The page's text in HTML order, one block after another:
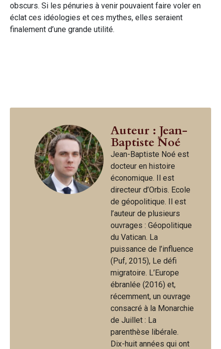
obscurs. Si les pénuries à venir pouvaient faire voler en
éclat ces idéologies et ces mythes, elles seraient
finalement d’une grande utilité.
Auteur : Jean-
Baptiste Noé
Jean-Baptiste Noé est
docteur en histoire
économique. Il est
directeur d’Orbis. Ecole
de géopolitique. Il est
l’auteur de plusieurs
ouvrages : Géopolitique
du Vatican. La
puissance de l’influence
(Puf, 2015), Le défi
migratoire. L’Europe
ébranlée (2016) et,
récemment, un ouvrage
consacré à la Monarchie
de Juillet : La
parenthèse libérale.
Dix-huit années qui ont